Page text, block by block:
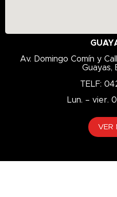
Av. Domingo Comín y
Guayas,
TELF:
Lun. – vier.
VER